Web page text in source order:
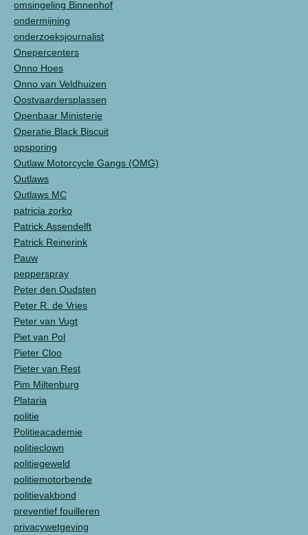
omsingeling Binnenhof
ondermijning
onderzoeksjournalist
Onepercenters
Onno Hoes
Onno van Veldhuizen
Oostvaardersplassen
Openbaar Ministerie
Operatie Black Biscuit
opsporing
Outlaw Motorcycle Gangs (OMG)
Outlaws
Outlaws MC
patricia zorko
Patrick Assendelft
Patrick Reinerink
Pauw
pepperspray
Peter den Oudsten
Peter R. de Vries
Peter van Vugt
Piet van Pol
Pieter Cloo
Pieter van Rest
Pim Miltenburg
Plataria
politie
Politieacademie
politieclown
politiegeweld
politiemotorbende
politievakbond
preventief fouilleren
privacywetgeving